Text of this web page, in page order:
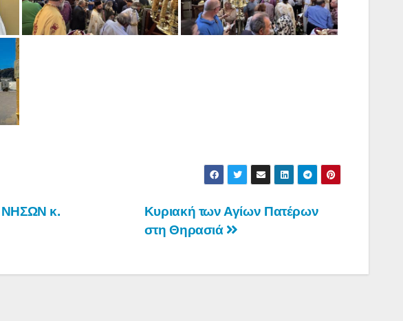
Κυριακή των Αγίων Πατέρων
στη Θηρασιά
κ.